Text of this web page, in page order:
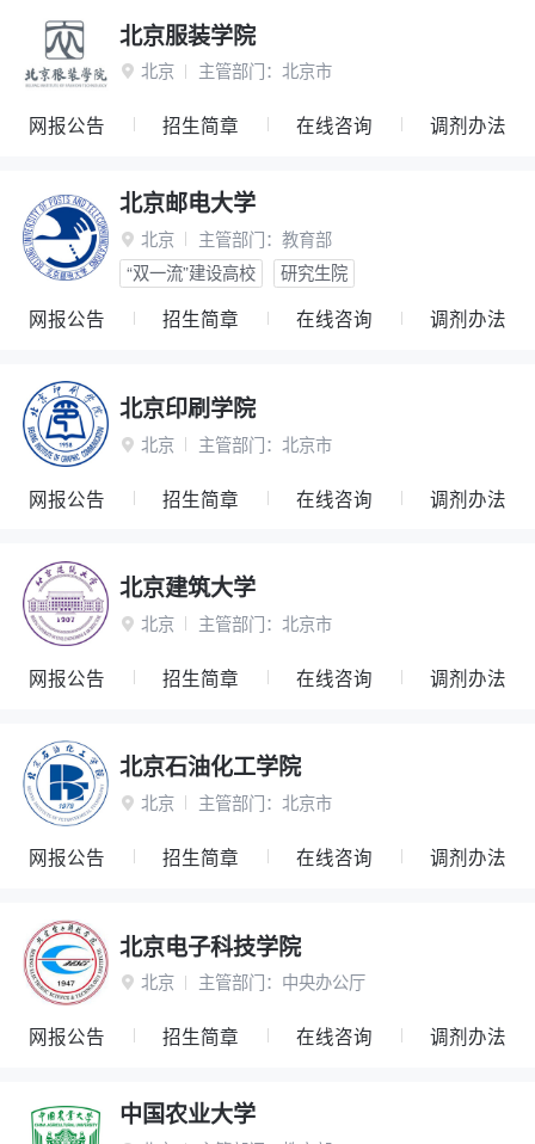
北京服装学院
 北京 主管部门： 北京市
网报公告 招生简章 在线咨询 调剂办法
北京邮电大学
 北京 主管部门： 教育部
“双一流”建设高校
研究生院
网报公告 招生简章 在线咨询 调剂办法
北京印刷学院
 北京 主管部门： 北京市
网报公告 招生简章 在线咨询 调剂办法
北京建筑大学
 北京 主管部门： 北京市
网报公告 招生简章 在线咨询 调剂办法
北京石油化工学院
 北京 主管部门： 北京市
网报公告 招生简章 在线咨询 调剂办法
北京电子科技学院
 北京 主管部门： 中央办公厅
网报公告 招生简章 在线咨询 调剂办法
中国农业大学